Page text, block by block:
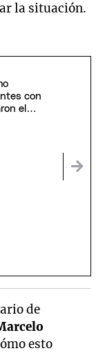
la situación.
con
el
de
esto